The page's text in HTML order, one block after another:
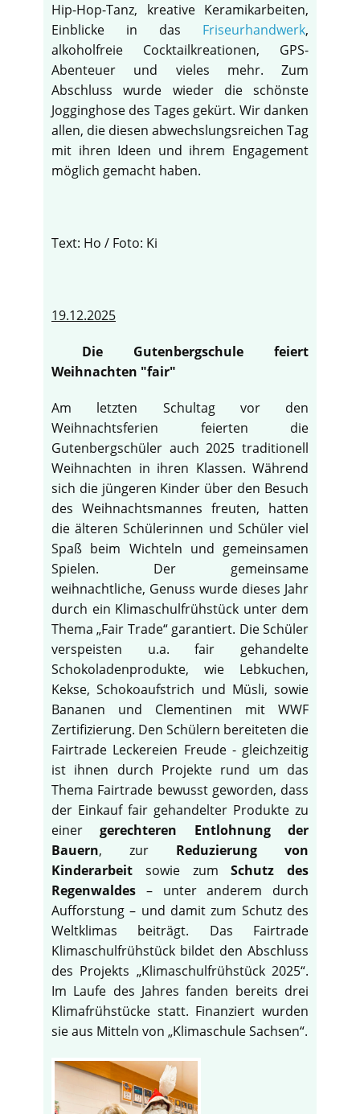
Hip-Hop-Tanz, kreative Keramikarbeiten,
Einblicke in das Friseurhandwerk,
alkoholfreie Cocktailkreationen, GPS-
Abenteuer und vieles mehr. Zum
Abschluss wurde wieder die schönste
Jogginghose des Tages gekürt. Wir danken
allen, die diesen abwechslungsreichen Tag
mit ihren Ideen und ihrem Engagement
möglich gemacht haben.
Text: Ho / Foto: Ki
19.12.2025
Die Gutenbergschule feiert
Weihnachten "fair"
Am letzten Schultag vor den
Weihnachtsferien feierten die
Gutenbergschüler auch 2025 traditionell
Weihnachten in ihren Klassen. Während
sich die jüngeren Kinder über den Besuch
des Weihnachtsmannes freuten, hatten
die älteren Schülerinnen und Schüler viel
Spaß beim Wichteln und gemeinsamen
Spielen. Der gemeinsame
weihnachtliche, Genuss wurde dieses Jahr
durch ein Klimaschulfrühstück unter dem
Thema „Fair Trade“ garantiert. Die Schüler
verspeisten u.a. fair gehandelte
Schokoladenprodukte, wie Lebkuchen,
Kekse, Schokoaufstrich und Müsli, sowie
Bananen und Clementinen mit WWF
Zertifizierung. Den Schülern bereiteten die
Fairtrade Leckereien Freude - gleichzeitig
ist ihnen durch Projekte rund um das
Thema Fairtrade bewusst geworden, dass
der Einkauf fair gehandelter Produkte zu
einergerechteren Entlohnung der
Bauern, zur Reduzierung von
Kinderarbeit sowie zumSchutz des
Regenwaldes – unter anderem durch
Aufforstung – und damit zum Schutz des
Weltklimas beiträgt. Das Fairtrade
Klimaschulfrühstück bildet den Abschluss
des Projekts „Klimaschulfrühstück 2025“.
Im Laufe des Jahres fanden bereits drei
Klimafrühstücke statt. Finanziert wurden
sie aus Mitteln von „Klimaschule Sachsen“.